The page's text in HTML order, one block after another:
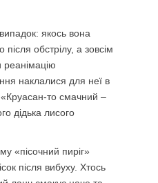
якось вона
обстрілу, а зовсім
наклалися для неї в
то смачний –
дідька лисого
«пісочний пиріг»
після вибуху. Хтось